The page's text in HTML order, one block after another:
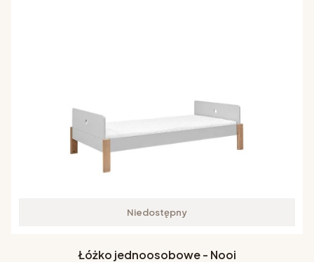
Niedostępny
Łóżko jednoosobowe - Nooi